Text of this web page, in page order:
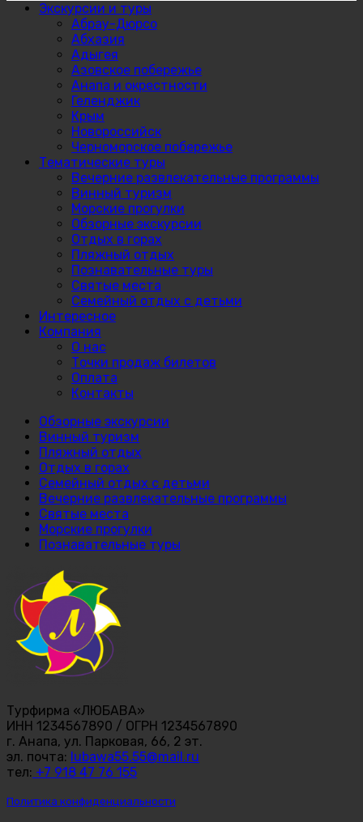
Экскурсии и туры
Абрау-Дюрсо
Абхазия
Адыгея
Азовское побережье
Анапа и окрестности
Геленджик
Крым
Новороссийск
Черноморское побережье
Тематические туры
Вечерние развлекательные программы
Винный туризм
Морские прогулки
Обзорные экскурсии
Отдых в горах
Пляжный отдых
Познавательные туры
Святые места
Семейный отдых с детьми
Интересное
Компания
О нас
Точки продаж билетов
Оплата
Контакты
Обзорные экскурсии
Винный туризм
Пляжный отдых
Отдых в горах
Семейный отдых с детьми
Вечерние развлекательные программы
Святые места
Морские прогулки
Познавательные туры
Турфирма «ЛЮБАВА»
ИНН 1234567890 / ОГРН 1234567890
г. Анапа, ул. Парковая, 66, 2 эт.
эл. почта: lubawa55.55@mail.ru
тел: +7 918 47 76 155
Политика конфиденциальности